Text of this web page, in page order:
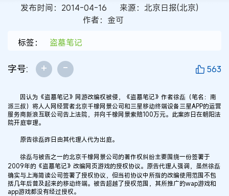
发布时间：2014-04-16
来源：北京日报(北京)
作者：金可
标签：
盗墓笔记
字号: + - 563
因认为《盗墓笔记》网游改编权被侵，《盗墓笔记》作者徐磊（笔名：南
派三叔）将人人网经营者北京千橡网景公司和三星移动终端设备三星APP的运营
服务商新浪互联公司告上法院，并向千橡网景索赔100万元。此案昨日在朝阳法
院开庭审理。
原告徐磊昨日由其代理人代为出庭。
徐磊与被告之一的北京千橡网景公司的著作权纠纷主要围绕一份签署于
2009年的《盗墓笔记》改编网页游戏的授权协议。原告代理人强调，虽然徐磊
确实与上海简读公司签署了授权协议，但当初协议中所指的改编使用范围不包
括几年后普及起来的移动终端。被告超越了授权范围，其所推广的wap游戏和
app游戏都没有经过授权。